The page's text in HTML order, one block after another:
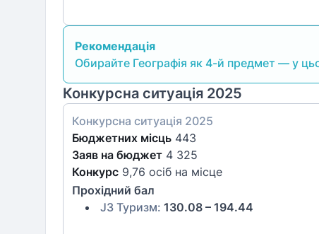
Рекомендація
Обирайте Географія як 4-й предмет — у
Конкурсна ситуація 2025
Конкурсна ситуація 2025
Бюджетних місць 443
Заяв на бюджет 4 325
Конкурс 9,76 осіб на місце
Прохідний бал
J3 Туризм: 130.08 – 194.44